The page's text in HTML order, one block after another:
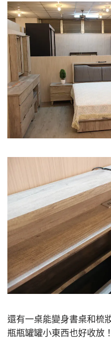
還有一桌能變身書桌和梳
瓶瓶罐罐小東西也好收放！